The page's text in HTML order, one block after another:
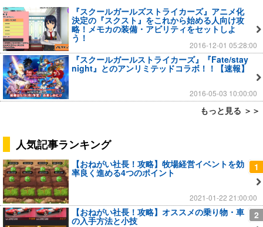
『スクールガールズストライカーズ』アニメ化
決定の『スクスト』をこれから始める人向け攻
略！メモカの装備・アビリティをセットしよ
う！
2016-12-01 05:28:00
『スクールガールストライカーズ』『Fate/stay
night』とのアンリミテッドコラボ！！【速報】
2016-05-03 10:00:00
もっと見る ＞＞
人気記事ランキング
1
【おねがい社長！攻略】牧場経営イベントを効
率良く進める4つのポイント
2021-01-22 21:00:00
2
【おねがい社長！攻略】オススメの乗り物・車
の入手方法と小技